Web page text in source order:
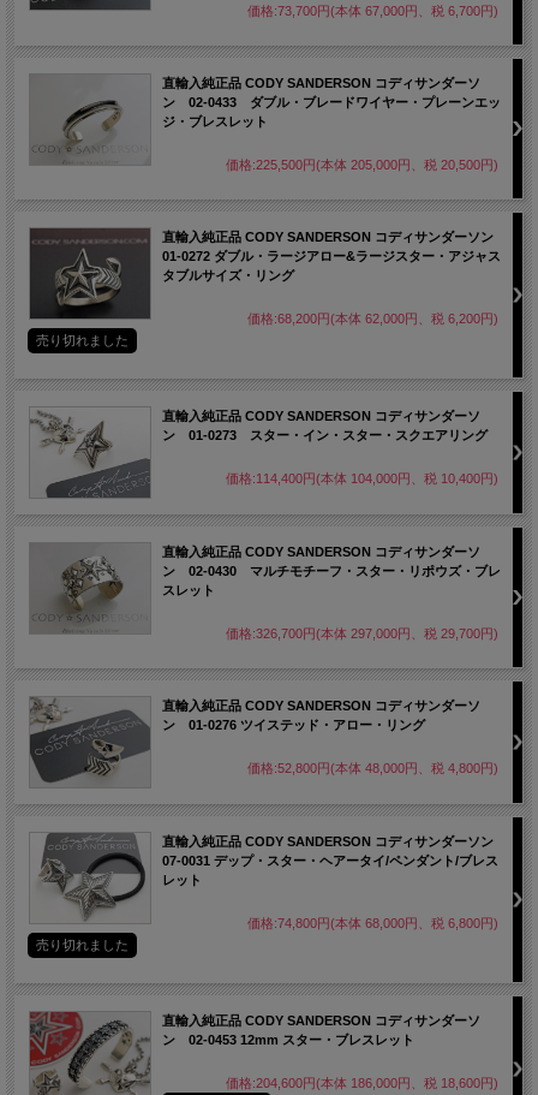
価格:73,700円(本体 67,000円、税 6,700円)
直輸入純正品 CODY SANDERSON コディサンダーソ
ン 02-0433 ダブル・ブレードワイヤー・プレーンエッ
ジ・ブレスレット
価格:225,500円(本体 205,000円、税 20,500円)
直輸入純正品 CODY SANDERSON コディサンダーソン
01-0272 ダブル・ラージアロー&ラージスター・アジャス
タブルサイズ・リング
価格:68,200円(本体 62,000円、税 6,200円)
売り切れました
直輸入純正品 CODY SANDERSON コディサンダーソ
ン 01-0273 スター・イン・スター・スクエアリング
価格:114,400円(本体 104,000円、税 10,400円)
直輸入純正品 CODY SANDERSON コディサンダーソ
ン 02-0430 マルチモチーフ・スター・リポウズ・ブレ
スレット
価格:326,700円(本体 297,000円、税 29,700円)
直輸入純正品 CODY SANDERSON コディサンダーソ
ン 01-0276 ツイステッド・アロー・リング
価格:52,800円(本体 48,000円、税 4,800円)
直輸入純正品 CODY SANDERSON コディサンダーソン
07-0031 デップ・スター・ヘアータイ/ペンダント/ブレス
レット
価格:74,800円(本体 68,000円、税 6,800円)
売り切れました
直輸入純正品 CODY SANDERSON コディサンダーソ
ン 02-0453 12mm スター・ブレスレット
価格:204,600円(本体 186,000円、税 18,600円)